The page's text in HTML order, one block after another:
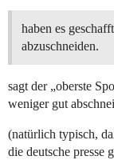
haben es
abzuschneiden.
sagt der „oberste
weniger gut
(natürlich typisch,
die deutsche presse